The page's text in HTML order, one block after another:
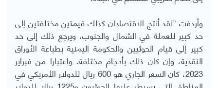
وأردفت "لقد أنتج الاقتصادان كذلك قيمتين مختلفتين إلى
حد كبير للعملة في الشمال والجنوب، ويرجع ذلك إلى حد
كبير إلى قيام الحوثيين والحكومة اليمنية بطباعة الأوراق
النقدية، وإن كان ذلك بأحجام مختلفة. واعتبارا من فبراير
2023، كان السعر الجاري هو 600 ريال للدولار الأمريكي في